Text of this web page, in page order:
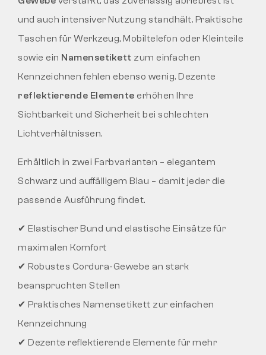
und auch intensiver Nutzung standhält. Praktische
Taschen für Werkzeug, Mobiltelefon oder Kleinteile
sowie ein Namensetikett zum einfachen
Kennzeichnen fehlen ebenso wenig. Dezente
reflektierende Elemente erhöhen Ihre
Sichtbarkeit und Sicherheit bei schlechten
Lichtverhältnissen.
Erhältlich in zwei Farbvarianten – elegantem
Schwarz und auffälligem Blau – damit jeder die
passende Ausführung findet.
✔ Elastischer Bund und elastische Einsätze für
maximalen Komfort
✔ Robustes Cordura-Gewebe an stark
beanspruchten Stellen
✔ Praktisches Namensetikett zur einfachen
Kennzeichnung
✔ Dezente reflektierende Elemente für mehr